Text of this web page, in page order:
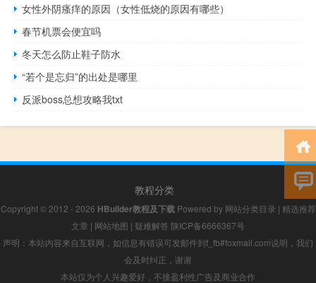
女性外阴瘙痒的原因（女性低烧的原因有哪些）
春节机票会便宜吗
冬天怎么防止鞋子防水
“若个是忘归”的出处是哪里
反派boss总想攻略我txt
教程分类
Copyright © 2012 - 2026 HBuilder教程及下载Powered by 网站分类目录 | 精选推荐
文章 | 网站地图 | 疑难解答 陕ICP备6666367号
声明：本站内容来自互联网，如信息有错误可发邮件到f_fb#foxmail.com说明，我们
会及时纠正，谢谢
本站仅为个人兴趣爱好，不接盈利性广告及商业合作